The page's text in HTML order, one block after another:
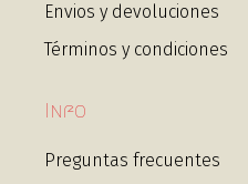
Envios y devoluciones
Términos y condiciones
Info
Preguntas frecuentes